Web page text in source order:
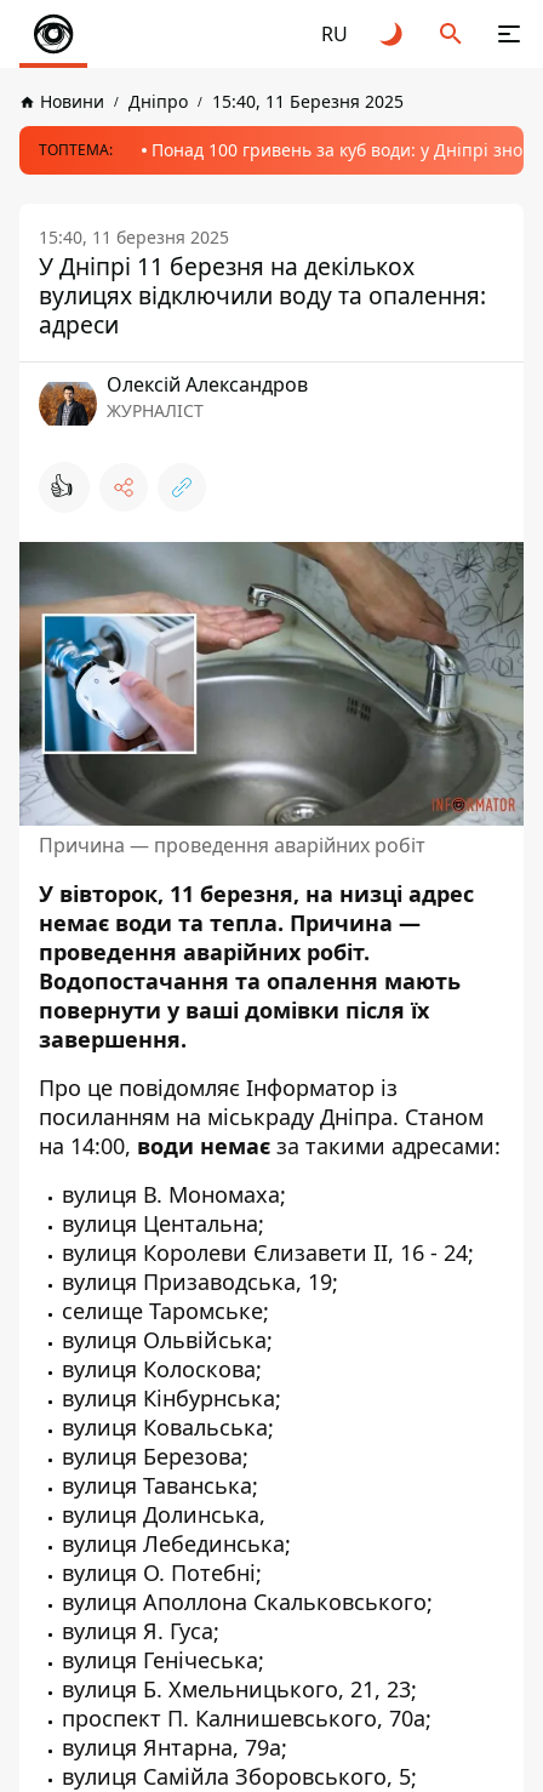
RU
Новини Дніпро 15:40, 11 Березня 2025
ТОПТЕМА: Понад 100 гривень за куб води: у Дніпрі
15:40, 11 березня 2025
У Дніпрі 11 березня на декількох
вулицях відключили воду та опалення:
адреси
Олексій Александров
ЖУРНАЛІСТ
👍
Причина — проведення аварійних робіт
У вівторок, 11 березня, на низці адрес
немає води та тепла. Причина —
проведення аварійних робіт.
Водопостачання та опалення мають
повернути у ваші домівки після їх
завершення.
Про це повідомляє Інформатор із
посиланням на міськраду Дніпра. Станом
на 14:00, води немає за такими адресами:
вулиця В. Мономаха;
вулиця Центальна;
вулиця Королеви Єлизавети ІІ, 16 - 24;
вулиця Призаводська, 19;
селище Таромське;
вулиця Ольвійська;
вулиця Колоскова;
вулиця Кінбурнська;
вулиця Ковальська;
вулиця Березова;
вулиця Таванська;
вулиця Долинська,
вулиця Лебединська;
вулиця О. Потебні;
вулиця Аполлона Скальковського;
вулиця Я. Гуса;
вулиця Генічеська;
вулиця Б. Хмельницького, 21, 23;
проспект П. Калнишевського, 70а;
вулиця Янтарна, 79а;
вулиця Самійла Зборовського, 5;